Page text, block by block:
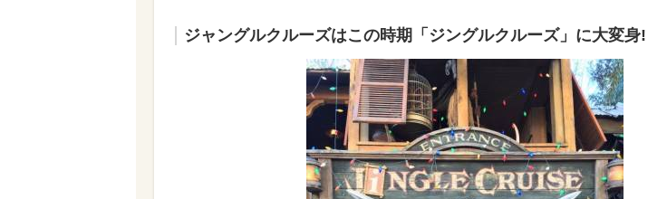
ジャングルクルーズはこの時期「ジングルクルーズ」に大変身!